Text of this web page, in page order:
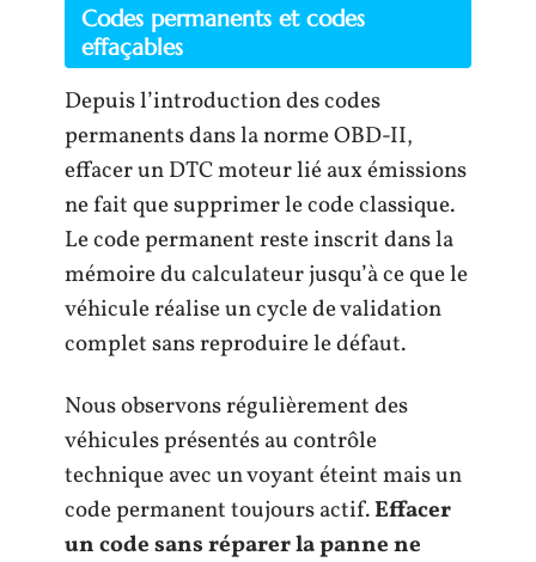
Codes permanents et codes
effaçables
Depuis l’introduction des codes
permanents dans la norme OBD-II,
effacer un DTC moteur lié aux émissions
ne fait que supprimer le code classique.
Le code permanent reste inscrit dans la
mémoire du calculateur jusqu’à ce que le
véhicule réalise un cycle de validation
complet sans reproduire le défaut.
Nous observons régulièrement des
véhicules présentés au contrôle
technique avec un voyant éteint mais un
code permanent toujours actif.Effacer
un code sans réparer la panne ne